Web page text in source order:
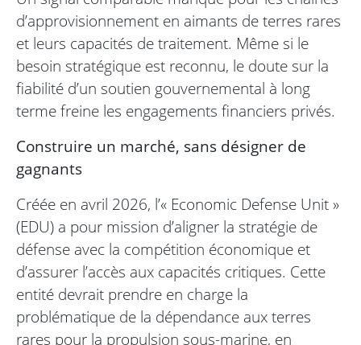
d’approvisionnement en aimants de terres rares
et leurs capacités de traitement. Même si le
besoin stratégique est reconnu, le doute sur la
fiabilité d’un soutien gouvernemental à long
terme freine les engagements financiers privés.
Construire un marché, sans désigner de
gagnants
Créée en avril 2026, l’« Economic Defense Unit »
(EDU) a pour mission d’aligner la stratégie de
défense avec la compétition économique et
d’assurer l’accès aux capacités critiques. Cette
entité devrait prendre en charge la
problématique de la dépendance aux terres
rares pour la propulsion sous-marine, en